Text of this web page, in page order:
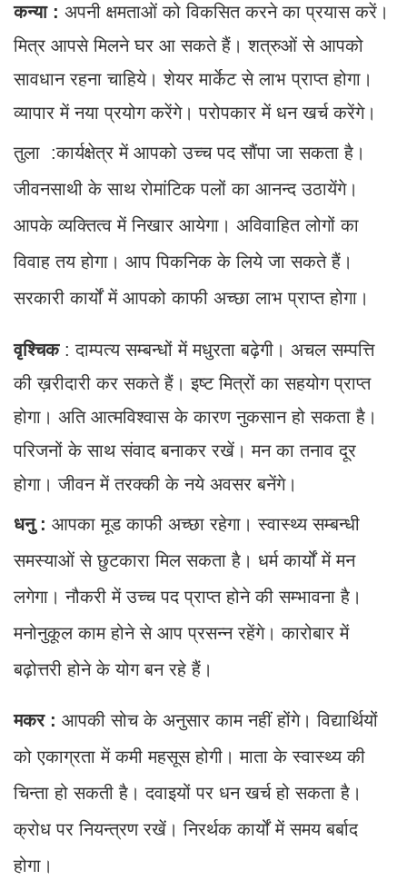
कन्या : अपनी क्षमताओं को विकसित करने का प्रयास करें।
मित्र आपसे मिलने घर आ सकते हैं। शत्रुओं से आपको
सावधान रहना चाहिये। शेयर मार्केट से लाभ प्राप्त होगा।
व्यापार में नया प्रयोग करेंगे। परोपकार में धन खर्च करेंगे।
तुला :कार्यक्षेत्र में आपको उच्च पद सौंपा जा सकता है।
जीवनसाथी के साथ रोमांटिक पलों का आनन्द उठायेंगे।
आपके व्यक्तित्व में निखार आयेगा। अविवाहित लोगों का
विवाह तय होगा। आप पिकनिक के लिये जा सकते हैं।
सरकारी कार्यों में आपको काफी अच्छा लाभ प्राप्त होगा।
वृश्चिक : दाम्पत्य सम्बन्धों में मधुरता बढ़ेगी। अचल सम्पत्ति
की ख़रीदारी कर सकते हैं। इष्ट मित्रों का सहयोग प्राप्त
होगा। अति आत्मविश्वास के कारण नुकसान हो सकता है।
परिजनों के साथ संवाद बनाकर रखें। मन का तनाव दूर
होगा। जीवन में तरक्की के नये अवसर बनेंगे।
धनु : आपका मूड काफी अच्छा रहेगा। स्वास्थ्य सम्बन्धी
समस्याओं से छुटकारा मिल सकता है। धर्म कार्यों में मन
लगेगा। नौकरी में उच्च पद प्राप्त होने की सम्भावना है।
मनोनुकूल काम होने से आप प्रसन्न रहेंगे। कारोबार में
बढ़ोत्तरी होने के योग बन रहे हैं।
मकर : आपकी सोच के अनुसार काम नहीं होंगे। विद्यार्थियों
को एकाग्रता में कमी महसूस होगी। माता के स्वास्थ्य की
चिन्ता हो सकती है। दवाइयों पर धन खर्च हो सकता है।
क्रोध पर नियन्त्रण रखें। निरर्थक कार्यों में समय बर्बाद
होगा।